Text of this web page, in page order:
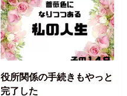
役所関係の手続きもやっと
完了した